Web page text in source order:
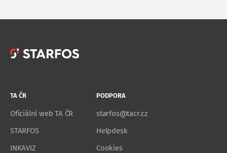
TA ČR
Oficiální web TA ČR
STARFOS
INKAVIZ
PODPORA
starfos@tacr.cz
Helpdesk
Cookies